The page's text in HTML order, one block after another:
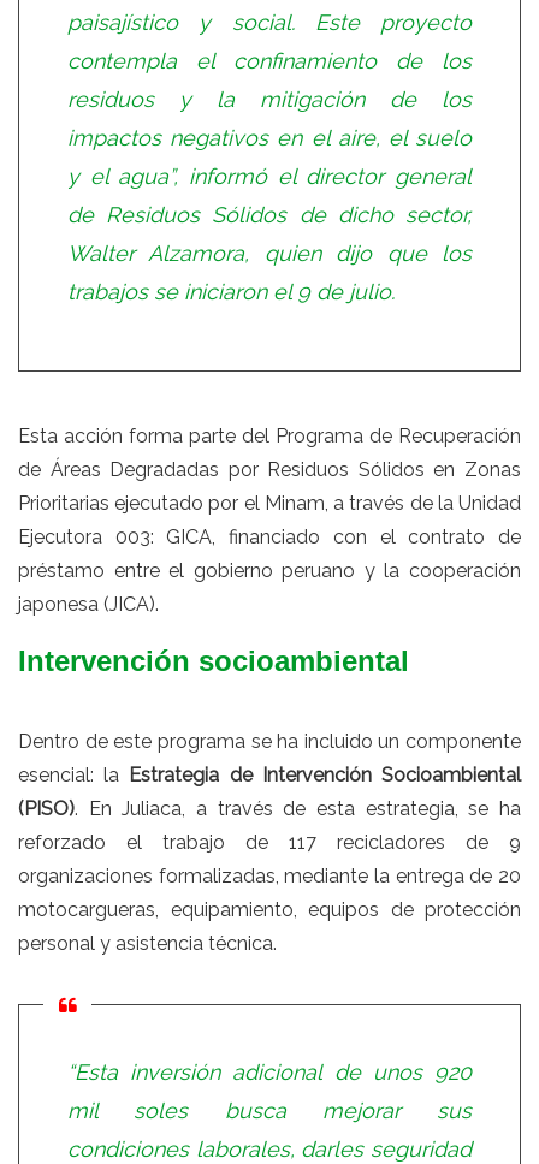
paisajístico y social. Este proyecto
contempla el confinamiento de los
residuos y la mitigación de los
impactos negativos en el aire, el suelo
y el agua”, informó el director general
de Residuos Sólidos de dicho sector,
Walter Alzamora, quien dijo que los
trabajos se iniciaron el 9 de julio.
Esta acción forma parte del Programa de Recuperación
de Áreas Degradadas por Residuos Sólidos en Zonas
Prioritarias ejecutado por el Minam, a través de la Unidad
Ejecutora 003: GICA, financiado con el contrato de
préstamo entre el gobierno peruano y la cooperación
japonesa (JICA).
Intervención socioambiental
Dentro de este programa se ha incluido un componente
esencial: la Estrategia de Intervención Socioambiental
(PISO). En Juliaca, a través de esta estrategia, se ha
reforzado el trabajo de 117 recicladores de 9
organizaciones formalizadas, mediante la entrega de 20
motocargueras, equipamiento, equipos de protección
personal y asistencia técnica.
“Esta inversión adicional de unos 920
mil soles busca mejorar sus
condiciones laborales, darles seguridad